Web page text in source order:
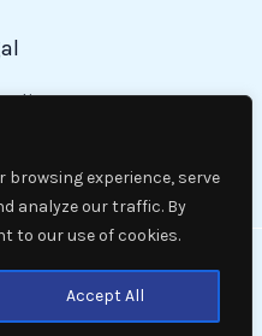
browsing experience, serve
analyze our traffic. By
to our use of cookies.
Accept All